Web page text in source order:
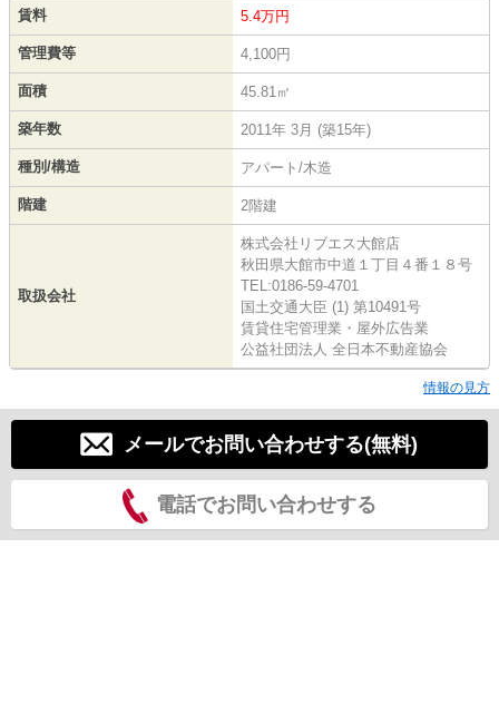
賃料 5.4万円
管理費等 4,100円
面積 45.81㎡
築年数 2011年 3月 (築15年)
種別/構造 アパート/木造
階建 2階建
取扱会社
株式会社リブエス大館店
秋田県大館市中道１丁目４番１８号
TEL:0186-59-4701
国土交通大臣 (1) 第10491号
賃貸住宅管理業・屋外広告業
公益社団法人 全日本不動産協会
情報の見方
メールでお問い合わせする(無料)
電話でお問い合わせする